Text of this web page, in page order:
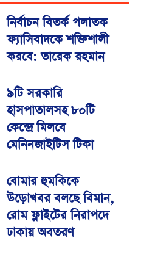
নির্বাচন বিতর্ক পলাতক
ফ্যাসিবাদকে শক্তিশালী
করবে: তারেক রহমান
৯টি সরকারি
হাসপাতালসহ ৮০টি
কেন্দ্রে মিলবে
মেনিনজাইটিস টিকা
বোমার হুমকিকে
উড়োখবর বলছে বিমান,
রোম ফ্লাইটের নিরাপদে
ঢাকায় অবতরণ